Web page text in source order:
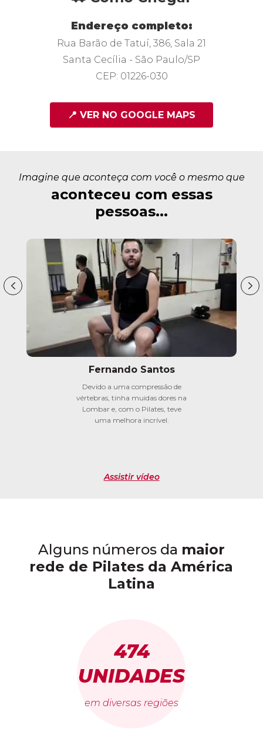
Endereço completo:
Rua Barão de Tatuí, 386, Sala 21
Santa Cecília - São Paulo/SP
CEP: 01226-030
📍 VER NO GOOGLE MAPS
Imagine que aconteça com você o mesmo que
aconteceu com essas
pessoas...
Fernando Santos
Devido a uma compressão de
vértebras, tinha muidas dores na
Lombar e, com o Pilates, teve
uma melhora incrível.
Assistir vídeo
Alguns números da maior
rede de Pilates da América
Latina
474
UNIDADES
em diversas regiões